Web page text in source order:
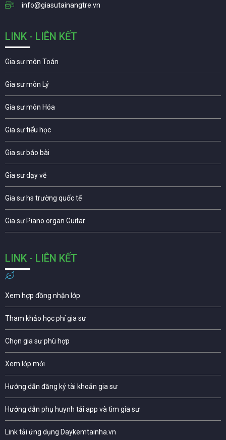
info@giasutainangtre.vn
LINK - LIÊN KẾT
Gia sư môn Toán
Gia sư môn Lý
Gia sư môn Hóa
Gia sư tiểu học
Gia sư báo bài
Gia sư dạy vẽ
Gia sư hs trường quốc tế
Gia sư Piano organ Guitar
LINK - LIÊN KẾT
Xem hợp đồng nhận lớp
Tham khảo học phí gia sư
Chọn gia sư phù hợp
Xem lớp mới
Hướng dẫn đăng ký tài khoản gia sư
Hướng dẫn phụ huynh tải app và tìm gia sư
Link tải ứng dụng Daykemtainha.vn